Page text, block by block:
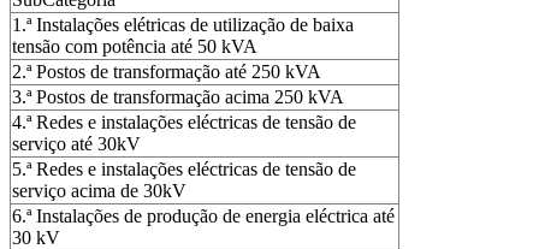
1.ª Instalações elétricas de utilização de baixa
tensão com potência até 50 kVA
2.ª Postos de transformação até 250 kVA
3.ª Postos de transformação acima 250 kVA
4.ª Redes e instalações eléctricas de tensão de
serviço até 30kV
5.ª Redes e instalações eléctricas de tensão de
serviço acima de 30kV
6.ª Instalações de produção de energia eléctrica até
30 kV